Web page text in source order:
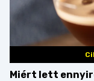
Miért lett